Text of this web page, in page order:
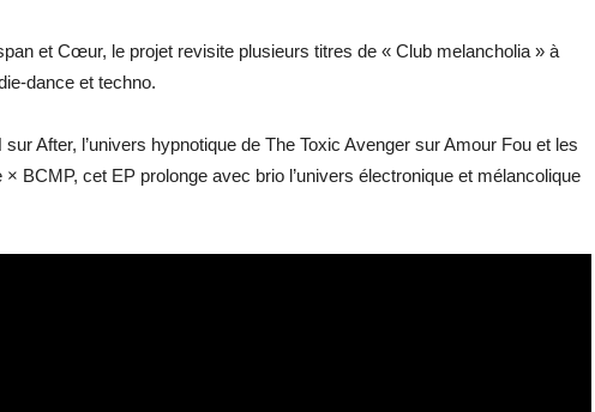
et Cœur, le projet revisite plusieurs titres de « Club melancholia » à
dance et techno.
After, l’univers hypnotique de The Toxic Avenger sur Amour Fou et les
BCMP, cet EP prolonge avec brio l’univers électronique et mélancolique